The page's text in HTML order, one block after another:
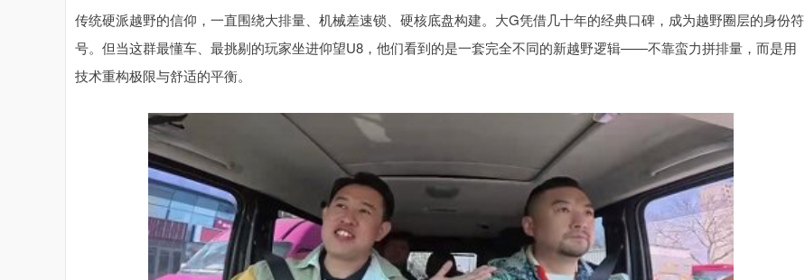
传统硬派越野的信仰，一直围绕大排量、机械差速锁、硬核底盘构建。大G凭借几十年的经典口碑，成为越野圈层的身份符
号。但当这群最懂车、最挑剔的玩家坐进仰望U8，他们看到的是一套完全不同的新越野逻辑——不靠蛮力拼排量，而是用
技术重构极限与舒适的平衡。